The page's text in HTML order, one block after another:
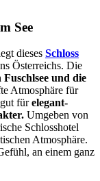
See
dieses Schloss
Österreichs. Die
und die
Atmosphäre für
fürelegant-
Umgeben von
Schlosshotel
Atmosphäre.
an einem ganz